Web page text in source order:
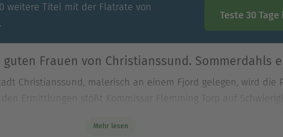
weitere Titel mit der Flatrate von
Teste 30
guten Frauen von Christianssund. Sommerdahls
Christianssund, malerisch an einem Fjord gelegen, wird die
Ermittlungen stößt Kommissar Flemming Torp auf
Ermittlungen stößt Kommissar Flemming Torp auf
Mehr lesen